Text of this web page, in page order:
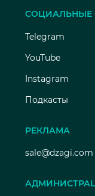
СОЦИАЛЬНЫЕ
Telegram
YouTube
Instagram
Подкасты
РЕКЛАМА
sale@dzagi.com